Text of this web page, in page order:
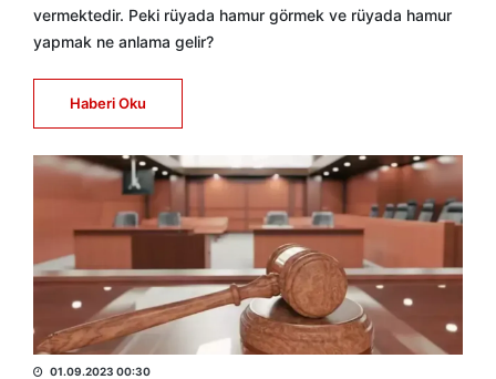
vermektedir. Peki rüyada hamur görmek ve rüyada hamur
yapmak ne anlama gelir?
Haberi Oku
HABER MERKEZİ
01.09.2023 00:30